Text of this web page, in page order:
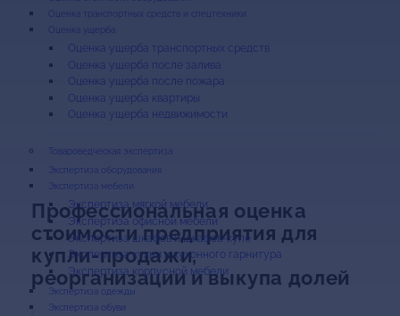
Оценка транспортных средств и спецтехники
Оценка ущерба
Оценка ущерба транспортных средств
Оценка ущерба после залива
Оценка ущерба после пожара
Оценка ущерба квартиры
Оценка ущерба недвижимости
Экспертиза оборудования
Экспертиза мебели
Экспертиза мягкой мебели
Экспертиза офисной мебели
Экспертиза шкафов и шкафов-купе
Экспертиза кухни и кухонного гарнитура
Экспертиза корпусной мебели
Экспертиза одежды
Экспертиза обуви
Профессиональная оценка
стоимости предприятия для
купли-продажи,
реорганизации и выкупа долей